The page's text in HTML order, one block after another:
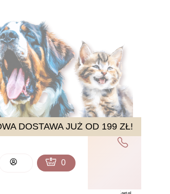
DOSTAWA JUŻ OD 199 ZŁ!
Zaloguj się
Produkty w koszyku: 0. Zobacz
Koszyk